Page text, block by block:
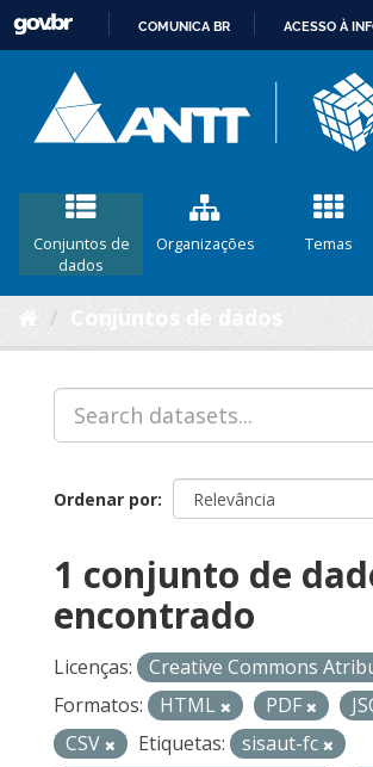
CONTEÚDO
COMUNICA BR ACESSO À
Conjuntos de
dados
Organizações Temas
Ordenar por
1 conjunto de
encontrado
Licenças:
Creative Commons
Formatos:
HTML PDF
CSV
Etiquetas:
sisaut-fc